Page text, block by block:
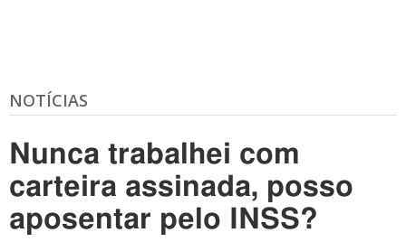
NOTÍCIAS
Nunca trabalhei com
carteira assinada, posso
aposentar pelo INSS?